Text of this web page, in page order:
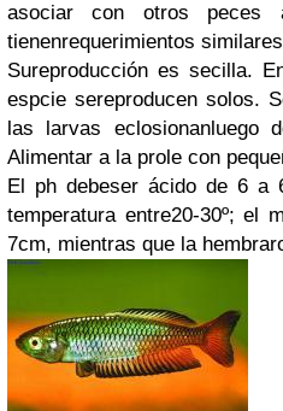
asociar con otros peces
tienenrequerimientos
Sureproducción es secilla.
espcie sereproducen solos.
las larvas
Alimentar a la prole con
El ph debeser ácido de 6
temperatura entre20-30º; el
7cm, mientras que la